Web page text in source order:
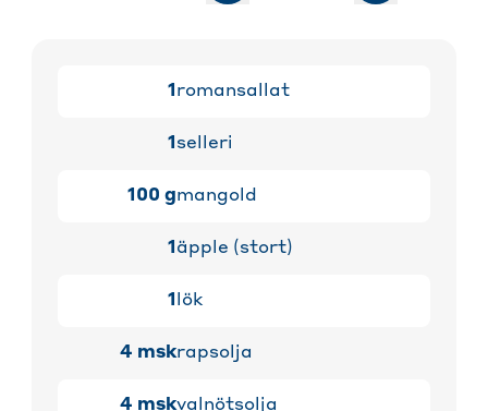
1romansallat
1selleri
100 gmangold
1äpple (stort)
1lök
4 mskrapsolja
4 mskvalnötsolja